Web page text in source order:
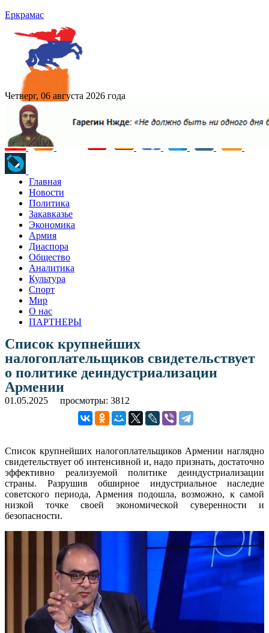
Еркрамас
Четверг, 06 августа 2026 года
Главная
Новости
Политика
Закавказье
Экономика
Армия
Диаспора
Общество
Аналитика
Культура
Спорт
Мир
О нас
ПАРТНЕРЫ
Список крупнейших
налогоплательщиков свидетельствует
о политике деиндустриализации
Армении
01.05.2025 просмотры: 3812
Список крупнейших налогоплательщиков Армении наглядно
свидетельствует об интенсивной и, надо признать, достаточно
эффективно реализуемой политике деиндустриализации
страны. Разрушив обширное индустриальное наследие
советского периода, Армения подошла, возможно, к самой
низкой точке своей экономической суверенности и
безопасности.